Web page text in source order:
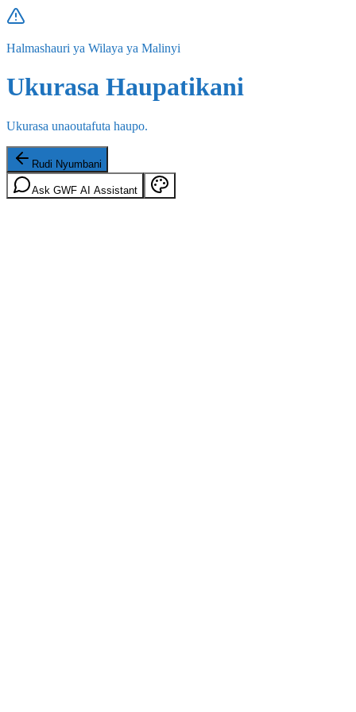
Halmashauri ya Wilaya ya Malinyi
Ukurasa Haupatikani
Ukurasa unaoutafuta haupo.
Rudi Nyumbani
Ask GWF AI Assistant